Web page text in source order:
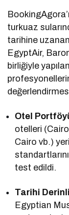
turkuaz
tarihine uzanan
EgyptAir,
birliğiyle
Otel
otelleri
Cairo vb.)
test edildi.
Tarihi
Egyptian